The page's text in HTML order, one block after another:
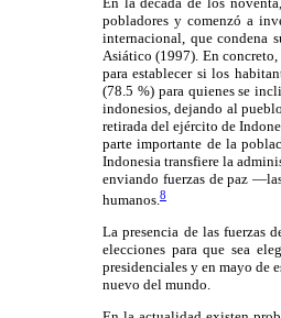
pobladores y comenzó a
internacional, que condena
Asiático (1997). En
para establecer si los
(78.5 %) para quienes se
indonesios, dejando al
retirada del ejército de
parte importante de la
Indonesia transfiere la
enviando fuerzas de paz
humanos. 8
La presencia de las fuerzas
elecciones para que sea
presidenciales y en mayo de
nuevo del mundo.